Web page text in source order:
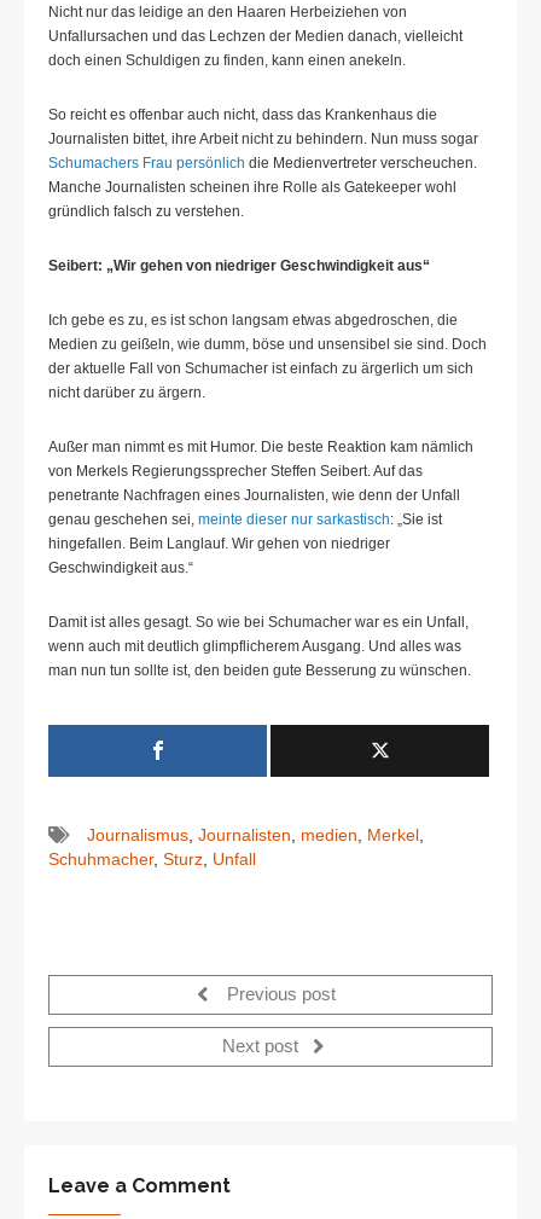
Nicht nur das leidige an den Haaren Herbeiziehen von
Unfallursachen und das Lechzen der Medien danach, vielleicht
doch einen Schuldigen zu finden, kann einen anekeln.
So reicht es offenbar auch nicht, dass das Krankenhaus die
Journalisten bittet, ihre Arbeit nicht zu behindern. Nun muss sogar
Schumachers Frau persönlich die Medienvertreter verscheuchen.
Manche Journalisten scheinen ihre Rolle als Gatekeeper wohl
gründlich falsch zu verstehen.
Seibert: „Wir gehen von niedriger Geschwindigkeit aus“
Ich gebe es zu, es ist schon langsam etwas abgedroschen, die
Medien zu geißeln, wie dumm, böse und unsensibel sie sind. Doch
der aktuelle Fall von Schumacher ist einfach zu ärgerlich um sich
nicht darüber zu ärgern.
Außer man nimmt es mit Humor. Die beste Reaktion kam nämlich
von Merkels Regierungssprecher Steffen Seibert. Auf das
penetrante Nachfragen eines Journalisten, wie denn der Unfall
genau geschehen sei, meinte dieser nur sarkastisch: „Sie ist
hingefallen. Beim Langlauf. Wir gehen von niedriger
Geschwindigkeit aus.“
Damit ist alles gesagt. So wie bei Schumacher war es ein Unfall,
wenn auch mit deutlich glimpflicherem Ausgang. Und alles was
man nun tun sollte ist, den beiden gute Besserung zu wünschen.
Journalismus Journalisten medien Merkel
Schuhmacher, Sturz Unfall
Previous post
Next post
Leave a Comment